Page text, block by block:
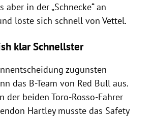
aber in der „Schnecke“ an
löste sich schnell von Vettel.
klar Schnellster
zugunsten
das B-Team von Red Bull aus.
der beiden Toro-Rosso-Fahrer
Hartleymusste das Safety